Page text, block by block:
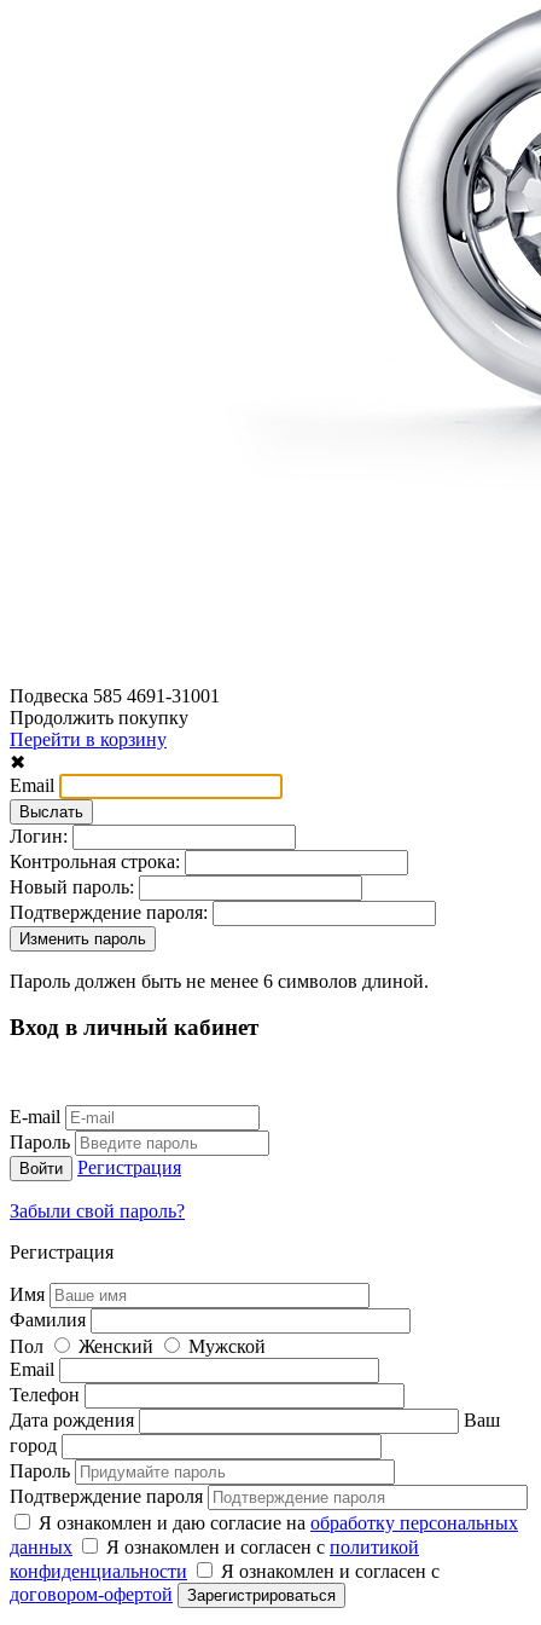
Подвеска 585 4691-31001
Продолжить покупку
Перейти в корзину
✖
Email
Логин:
Контрольная строка:
Новый пароль:
Подтверждение пароля:
Пароль должен быть не менее 6 символов длиной.
Вход в личный кабинет
E-mail
Пароль
Регистрация
Забыли свой пароль?
Регистрация
Имя
Фамилия
Пол
Женский
Мужской
Email
Телефон
Дата рождения
Ваш
город
Пароль
Подтверждение пароля
Я ознакомлен и даю согласие на обработку персональных
данных
Я ознакомлен и согласен с политикой
конфиденциальности
Я ознакомлен и согласен с
договором-офертой